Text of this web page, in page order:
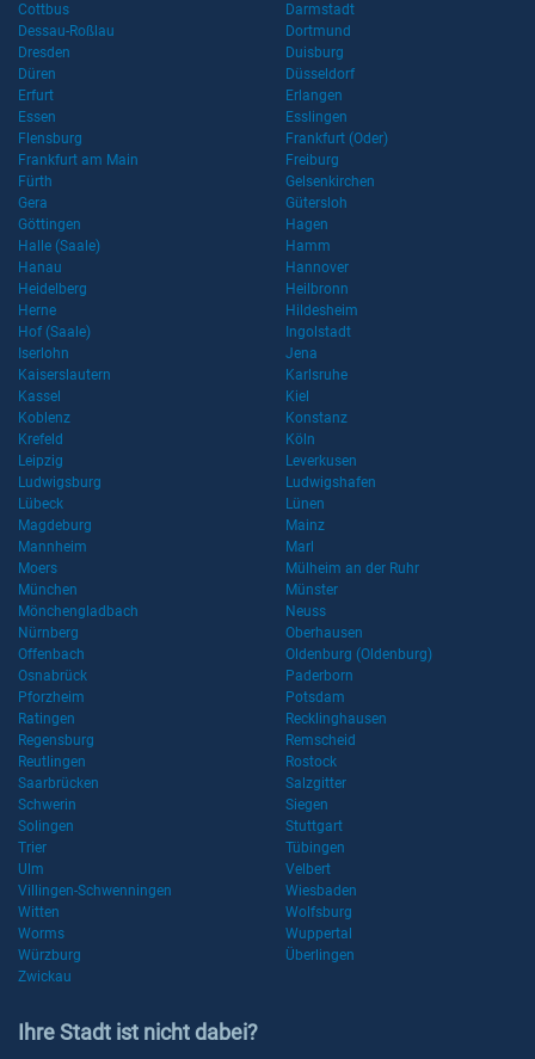
Cottbus
Darmstadt
Dessau-Roßlau
Dortmund
Dresden
Duisburg
Düren
Düsseldorf
Erfurt
Erlangen
Essen
Esslingen
Flensburg
Frankfurt (Oder)
Frankfurt am Main
Freiburg
Fürth
Gelsenkirchen
Gera
Gütersloh
Göttingen
Hagen
Halle (Saale)
Hamm
Hanau
Hannover
Heidelberg
Heilbronn
Herne
Hildesheim
Hof (Saale)
Ingolstadt
Iserlohn
Jena
Kaiserslautern
Karlsruhe
Kassel
Kiel
Koblenz
Konstanz
Krefeld
Köln
Leipzig
Leverkusen
Ludwigsburg
Ludwigshafen
Lübeck
Lünen
Magdeburg
Mainz
Mannheim
Marl
Moers
Mülheim an der Ruhr
München
Münster
Mönchengladbach
Neuss
Nürnberg
Oberhausen
Offenbach
Oldenburg (Oldenburg)
Osnabrück
Paderborn
Pforzheim
Potsdam
Ratingen
Recklinghausen
Regensburg
Remscheid
Reutlingen
Rostock
Saarbrücken
Salzgitter
Schwerin
Siegen
Solingen
Stuttgart
Trier
Tübingen
Ulm
Velbert
Villingen-Schwenningen
Wiesbaden
Witten
Wolfsburg
Worms
Wuppertal
Würzburg
Überlingen
Zwickau
Ihre Stadt ist nicht dabei?